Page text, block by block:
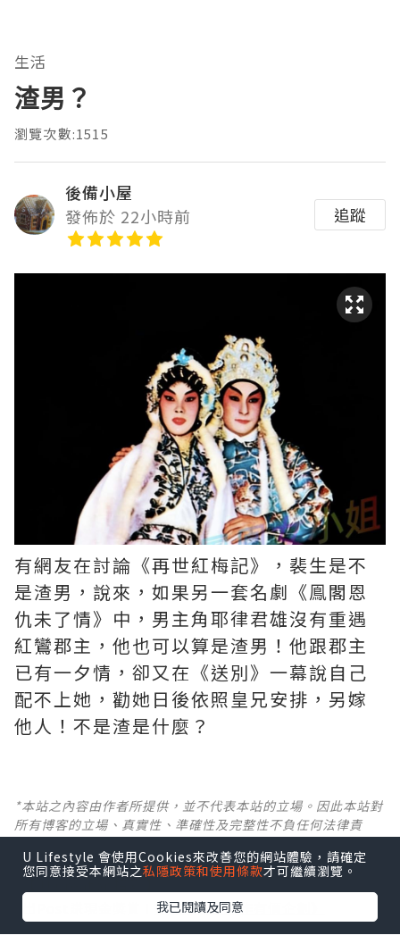
生活
渣男？
瀏覽次數:1515
後備小屋
發佈於 22小時前
追蹤
有網友在討論《再世紅梅記》，裴生是不
是渣男，說來，如果另一套名劇《鳯閣恩
仇未了情》中，男主角耶律君雄沒有重遇
紅鸞郡主，他也可以算是渣男！他跟郡主
已有一夕情，卻又在《送別》一幕說自己
配不上她，勸她日後依照皇兄安排，另嫁
他人！不是渣是什麼？ ​​​
*本站之內容由作者所提供，並不代表本站的立場。因此本站對
所有博客的立場、真實性、準確性及完整性不負任何法律責
登記《社群創作有價企劃》
U Lifestyle 會使用Cookies來改善您的網站體驗，請確定
您同意接受本網站之私隱政策和使用條款才可繼續瀏覽。
我已閱讀及同意